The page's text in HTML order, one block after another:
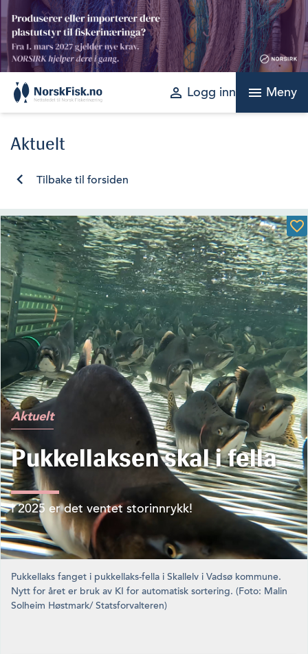
Skip
content
perm_identity Logg inn menu Meny
Aktuelt
Tilbake til forsiden
Aktuelt
Pukkellaksen skal i fella
I 2025 er det ventet storinnrykk!
Pukkellaks fanget i pukkellaks-fella i Skallelv i Vadsø kommune.
Nytt for året er bruk av KI for automatisk sortering. (Foto: Malin
Solheim Høstmark/ Statsforvalteren)